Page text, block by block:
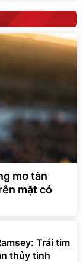
mơ tàn
mặt cỏ
Trái tim
thủy tinh